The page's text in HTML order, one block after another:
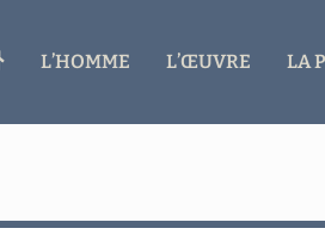
A
L’HOMME L’ŒUVRE LA